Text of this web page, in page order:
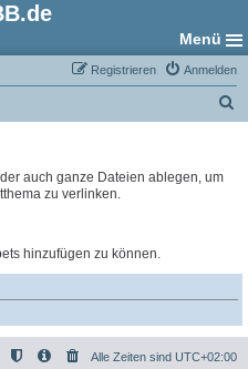
Menü
Anmelden
Registrieren
auch ganze Dateien ablegen, um
zu verlinken.
hinzufügen zu können.
Alle Zeiten sind UTC+02:00